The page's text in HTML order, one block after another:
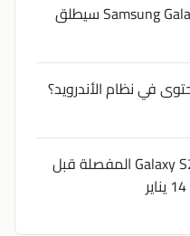
يقال إن Samsung Galaxy Z Fold 3 سيطلق
في نظام الأندرويد؟
تسريب مواصفات Galaxy S21 المفصلة قبل